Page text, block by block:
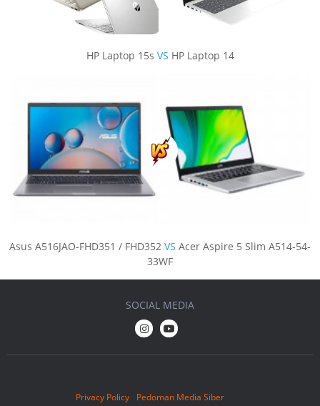
HP Laptop 15s VS HP Laptop 14
Asus A516JAO-FHD351 / FHD352 VS Acer Aspire 5 Slim A514-54-
33WF
Privacy Policy Pedoman Media Siber
SOCIAL MEDIA